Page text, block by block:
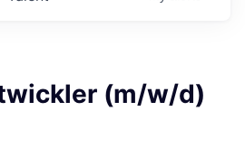
(m/w/d)